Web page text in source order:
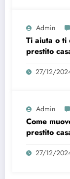
Admin
Ti aiuta o ti
prestito
27/12/
Admin
Come
prestito
27/12/